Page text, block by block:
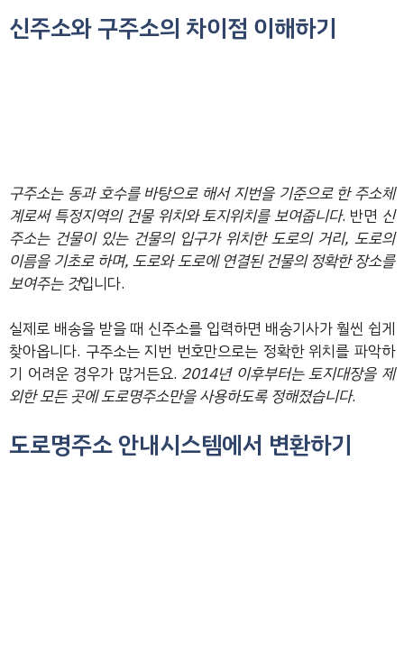
신주소와 구주소의 차이점 이해하기
구주소는 동과 호수를 바탕으로 해서 지번을 기준으로 한 주소체
계로써 특정지역의 건물 위치와 토지위치를 보여줍니다. 반면 신
주소는 건물이 있는 건물의 입구가 위치한 도로의 거리, 도로의
이름을 기초로 하며, 도로와 도로에 연결된 건물의 정확한 장소를
보여주는 것입니다.
실제로 배송을 받을 때 신주소를 입력하면 배송기사가 훨씬 쉽게
찾아옵니다. 구주소는 지번 번호만으로는 정확한 위치를 파악하
기 어려운 경우가 많거든요. 2014년 이후부터는 토지대장을 제
외한 모든 곳에 도로명주소만을 사용하도록 정해졌습니다.
도로명주소 안내시스템에서 변환하기